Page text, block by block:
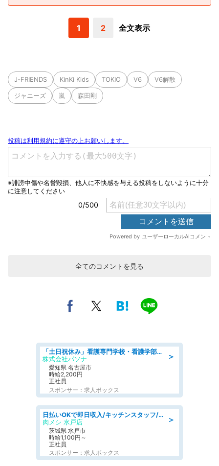
1 2 全文表示
J-FRIENDS KinKi Kids TOKIO V6 V6解散
ジャニーズ 嵐 森田剛
全てのコメントを見る
＞
「土日祝休み」看護専門学校・看護学部での教員業務/高時給/要資格:保健師、正看護師
株式会社パソナ
愛知県 名古屋市
時給2,200円
正社員
スポンサー：求人ボックス
＞
日払いOKで即日収入/キッチンスタッフ/「原付免許必須」デリバリー業務など、自己成長可能な幅広い仕事に挑戦!髪型自由&ピアス・ネイルOK/茨城県/水戸市
肉メシ 水戸店
茨城県 水戸市
時給1,100円～
正社員
スポンサー：求人ボックス